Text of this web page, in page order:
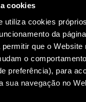
cookies
utiliza cookies
da
que o Website
o
preferência), para
sua navegação no